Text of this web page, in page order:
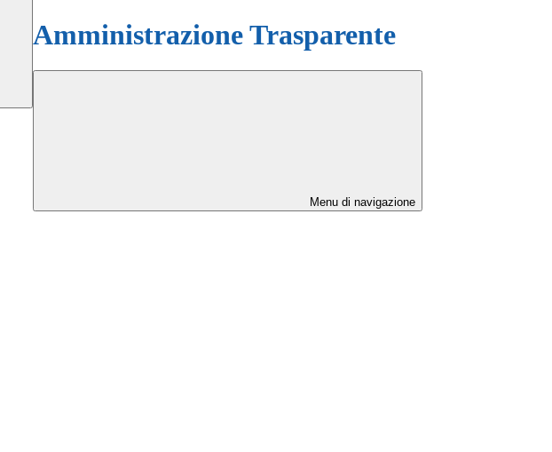
Amministrazione Trasparente
Menu di navigazione